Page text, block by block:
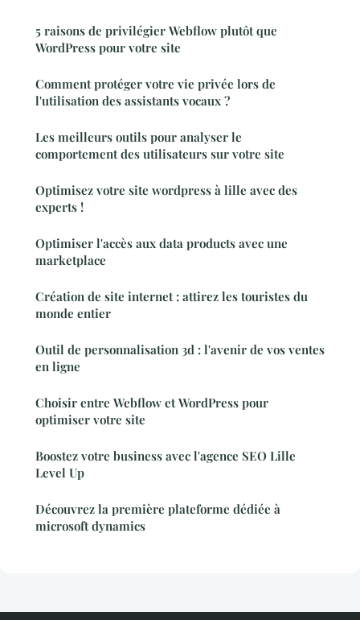
5 raisons de privilégier Webflow plutôt que
WordPress pour votre site
Comment protéger votre vie privée lors de
l'utilisation des assistants vocaux ?
Les meilleurs outils pour analyser le
comportement des utilisateurs sur votre site
Optimisez votre site wordpress à lille avec des
experts !
Optimiser l'accès aux data products avec une
marketplace
Création de site internet : attirez les touristes du
monde entier
Outil de personnalisation 3d : l'avenir de vos ventes
en ligne
Choisir entre Webflow et WordPress pour
optimiser votre site
Boostez votre business avec l'agence SEO Lille
Level Up
Découvrez la première plateforme dédiée à
microsoft dynamics